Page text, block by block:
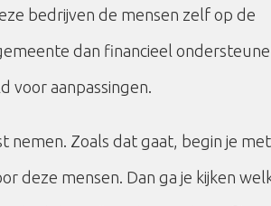
bedrijven de mensen zelf op de
dan financieel
voor aanpassingen.
nemen. Zoals dat gaat, begin je met
deze mensen. Dan ga je kijken